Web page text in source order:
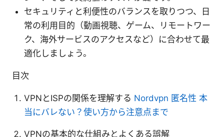
セキュリティと利便性のバランスを取りつつ、日
常の利用目的（動画視聴、ゲーム、リモートワー
ク、海外サービスのアクセスなど）に合わせて最
適化しましょう。
目次
VPNとISPの関係を理解する Nordvpn 匿名性 本
当にバレない？使い方から注意点まで
VPNの基本的な仕組みとよくある誤解